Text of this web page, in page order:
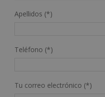
Apellidos (*)
Teléfono (*)
Tu correo electrónico (*)